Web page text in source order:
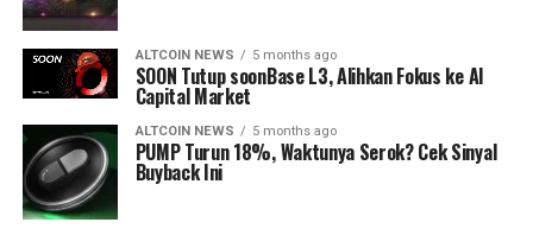
ALTCOIN NEWS 5 months ago
SOON Tutup soonBase L3, Alihkan Fokus ke AI
Capital Market
ALTCOIN NEWS 5 months ago
PUMP Turun 18%, Waktunya Serok? Cek Sinyal
Buyback Ini